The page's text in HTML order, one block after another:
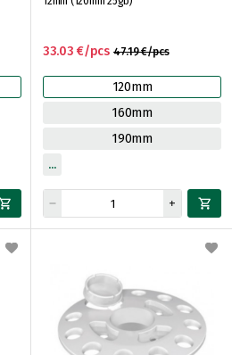
47.19 €/pcs
33.03 €/pcs
120mm
160mm
190mm